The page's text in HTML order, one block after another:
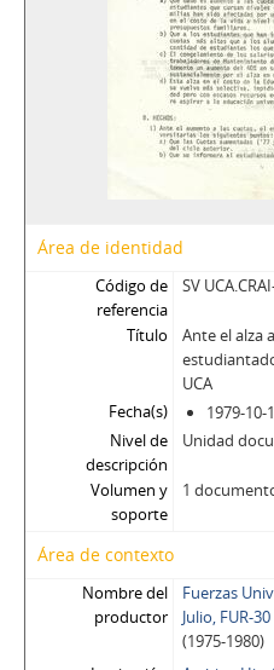
Área de identidad
Código de
referencia
SV
Título
Ante el alza
UCA
Fecha(s)
1979-10-
Nivel de
descripción
Unidad
Volumen y
soporte
1
Área de contexto
Nombre del
productor
Fuerzas
Julio, FUR-30
(1975-1980)